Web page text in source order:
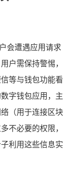
会遭遇应用请求
户需保持警惕，
等与钱包功能看
字钱包应用，主
（用于连接区块
不必要的权限，
利用这些信息实